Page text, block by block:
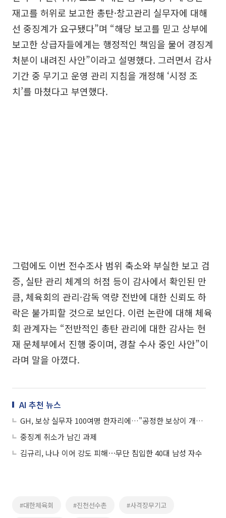
재고를 허위로 보고한 총탄·창고관리 실무자에 대해
선 중징계가 요구됐다”며 “해당 보고를 믿고 상부에
보고한 상급자들에게는 행정적인 책임을 물어 경징계
처분이 내려진 사안”이라고 설명했다. 그러면서 감사
기간 중 무기고 운영 관리 지침을 개정해 ‘시정 조
치’를 마쳤다고 부연했다.
그럼에도 이번 전수조사 범위 축소와 부실한 보고 검
증, 실탄 관리 체계의 허점 등이 감사에서 확인된 만
큼, 체육회의 관리·감독 역량 전반에 대한 신뢰도 하
락은 불가피할 것으로 보인다. 이런 논란에 대해 체육
회 관계자는 “전반적인 총탄 관리에 대한 감사는 현
재 문체부에서 진행 중이며, 경찰 수사 중인 사안”이
라며 말을 아꼈다.
AI 추천 뉴스
GH, 보상 실무자 100여명 한자리에…"공정한 보상이 개발사업 속도 좌우"
중징계 취소가 남긴 과제
김규리, 나나 이어 강도 피해⋯무단 침입한 40대 남성 자수
#대한체육회 #진천선수촌 #사격장무기고